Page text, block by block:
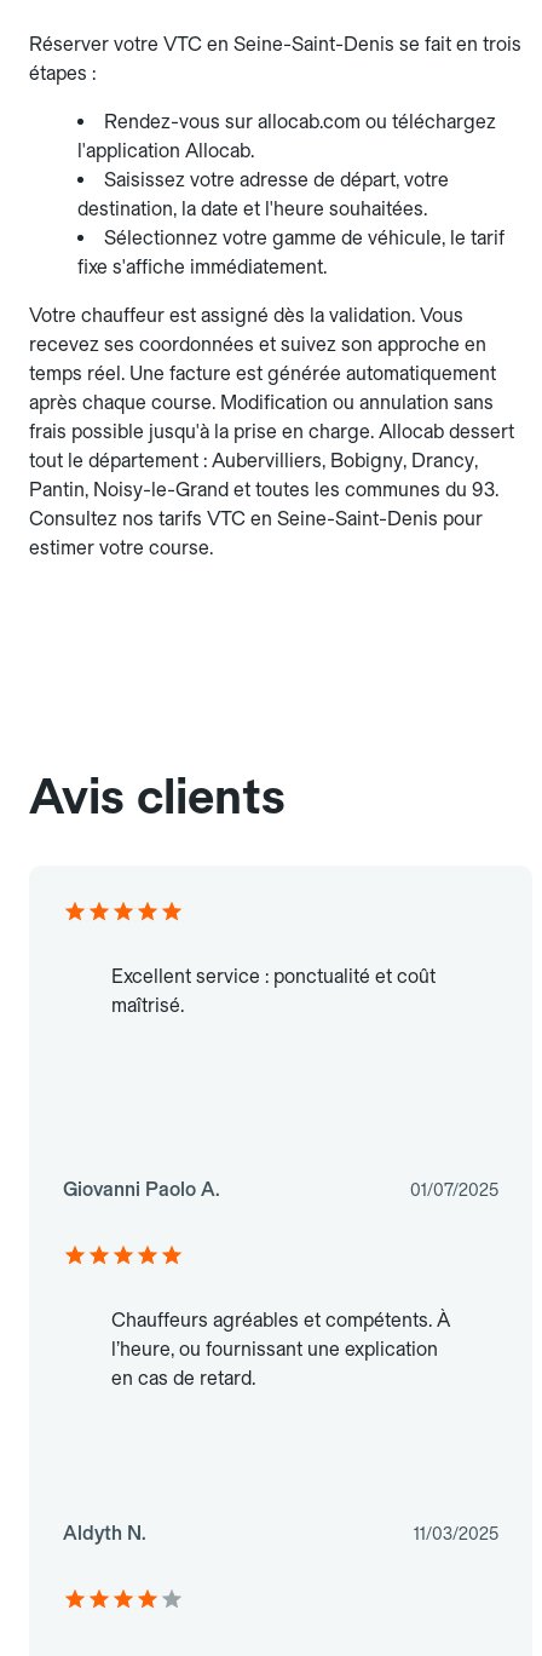
Réserver votre VTC en Seine-Saint-Denis se fait en trois
étapes :
Rendez-vous sur allocab.com ou téléchargez
l'application Allocab.
Saisissez votre adresse de départ, votre
destination, la date et l'heure souhaitées.
Sélectionnez votre gamme de véhicule, le tarif
fixe s'affiche immédiatement.
Votre chauffeur est assigné dès la validation. Vous
recevez ses coordonnées et suivez son approche en
temps réel. Une facture est générée automatiquement
après chaque course. Modification ou annulation sans
frais possible jusqu'à la prise en charge. Allocab dessert
tout le département : Aubervilliers, Bobigny, Drancy,
Pantin, Noisy-le-Grand et toutes les communes du 93.
Consultez nos tarifs VTC en Seine-Saint-Denis pour
estimer votre course.
Avis clients
Excellent service : ponctualité et coût
maîtrisé.
Giovanni Paolo A. 01/07/2025
Chauffeurs agréables et compétents. À
l’heure, ou fournissant une explication
en cas de retard.
Aldyth N. 11/03/2025